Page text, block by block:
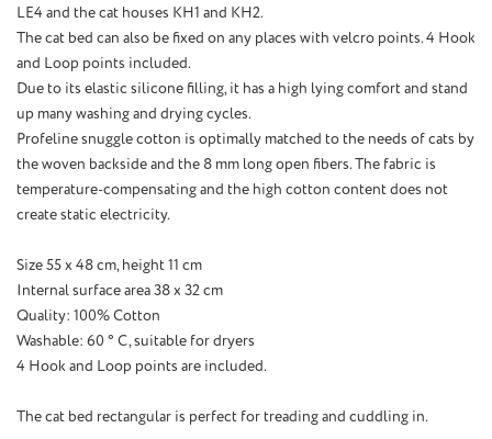
LE4 and the cat houses KH1 and KH2.
The cat bed can also be fixed on any places with velcro points. 4 Hook
and Loop points included.
Due to its elastic silicone filling, it has a high lying comfort and stand
up many washing and drying cycles.
Profeline snuggle cotton is optimally matched to the needs of cats by
the woven backside and the 8 mm long open fibers. The fabric is
temperature-compensating and the high cotton content does not
create static electricity.
Size 55 x 48 cm, height 11 cm
Internal surface area 38 x 32 cm
Quality: 100% Cotton
Washable: 60 ° C, suitable for dryers
4 Hook and Loop points are included.
The cat bed rectangular is perfect for treading and cuddling in.